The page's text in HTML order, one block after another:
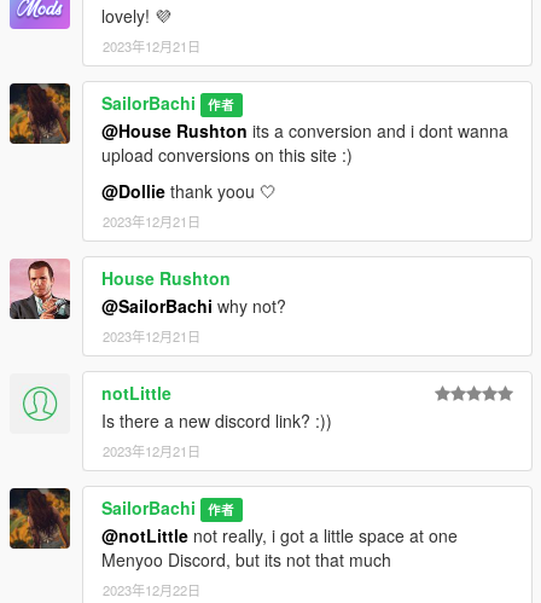
lovely! 💜
2023年12月21日
SailorBachi 作者
@House Rushton its a conversion and i dont wanna
upload conversions on this site :)
@Dollie thank yoou 🤍
2023年12月21日
House Rushton
@SailorBachi why not?
2023年12月21日
notLittle
Is there a new discord link? :))
2023年12月21日
SailorBachi 作者
@notLittle not really, i got a little space at one
Menyoo Discord, but its not that much
2023年12月22日